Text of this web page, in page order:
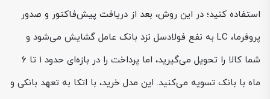
استفاده کنید؛ در این روش، بعد از دریافت پیش‌فاکتور و صدور
پروفرما، LC به نفع فولادسل نزد بانک عامل گشایش می‌شود و
شما کالا را تحویل می‌گیرید، اما پرداخت را در بازه‌ای حدود ۱ تا ۶
ماه با بانک تسویه می‌کنید. این مدل خرید، با اتکا به تعهد بانکی و